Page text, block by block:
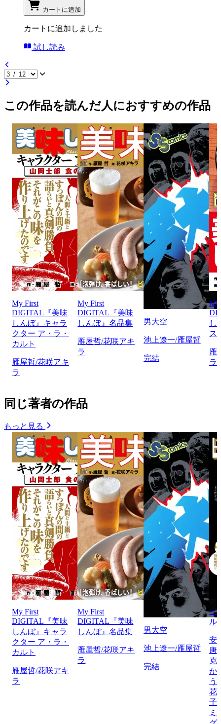
カートに追加
カートに追加しました
試し読み
この作品を読んだ人におすすめの作品
My First
DIGITAL『美味
しんぼ』キャラ
クター ア・ラ・
カルト
雁屋哲/花咲アキ
ラ
My First
DIGITAL『美味
しんぼ』名品集
雁屋哲/花咲アキ
ラ
男大空
池上遼一/雁屋哲
完結
My
し
ス
雁
ラ
同じ著者の作品
もっと見る
My First
DIGITAL『美味
しんぼ』キャラ
クター ア・ラ・
カルト
雁屋哲/花咲アキ
ラ
My First
DIGITAL『美味
しんぼ』名品集
雁屋哲/花咲アキ
ラ
男大空
池上遼一/雁屋哲
完結
ビ
ル
安
唐
克
か
う
花
子/
ミ